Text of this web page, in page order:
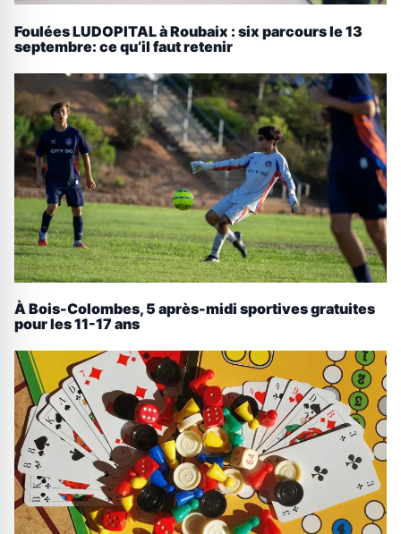
Foulées LUDOPITAL à Roubaix : six parcours le 13
septembre: ce qu’il faut retenir
À Bois-Colombes, 5 après-midi sportives gratuites
pour les 11-17 ans